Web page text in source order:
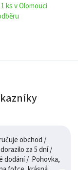
ks v Olomouci
obchod /
za 5 dní /
/ Pohovka,